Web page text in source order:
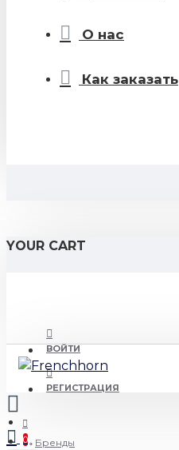
О нас
Как заказать
YOUR CART
ВОЙТИ
РЕГИСТРАЦИЯ
0
Бренды